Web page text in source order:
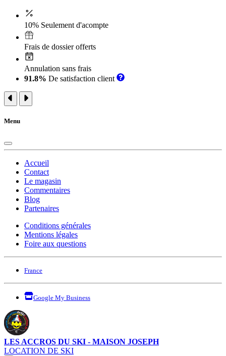
10% Seulement d'acompte
Frais de dossier offerts
Annulation sans frais
91.8% De satisfaction client
Menu
Accueil
Contact
Le magasin
Commentaires
Blog
Partenaires
Conditions générales
Mentions légales
Foire aux questions
France
Google My Business
LES ACCROS DU SKI - MAISON JOSEPH
LOCATION DE SKI